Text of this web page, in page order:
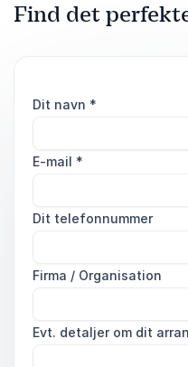
Find det
Dit navn *
E-mail *
Dit telefonnummer
Firma / Organisation
Evt. detaljer om dit